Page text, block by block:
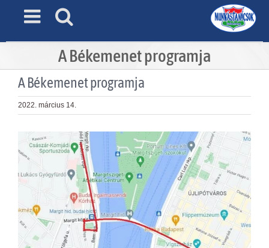
A Békemenet programja
A Békemenet programja
2022. március 14.
View
Larger
Image